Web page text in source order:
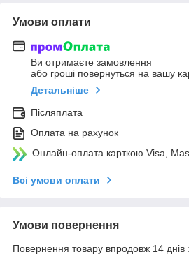
Умови оплати
Ви отримаєте замовлення
або гроші повернуться на вашу
Детальніше
Післяплата
Оплата на рахунок
Онлайн-оплата карткою Visa,
Всі умови оплати
Умови повернення
Повернення товару впродовж 14 днів